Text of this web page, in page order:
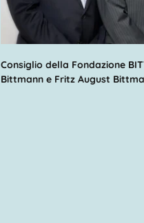
Consiglio della Fondazione
Bittmann e Fritz August